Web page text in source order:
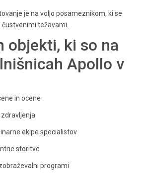
je na voljo posameznikom, ki se
težavami.
objekti, ki so na
Apollo v
in ocene
ekipe specialistov
storitve
programi